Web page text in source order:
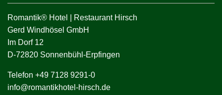
Romantik® Hotel | Restaurant Hirsch
Gerd Windhösel GmbH
Im Dorf 12
D-72820 Sonnenbühl-Erpfingen
Telefon +49 7128 9291-0
info@romantikhotel-hirsch.de